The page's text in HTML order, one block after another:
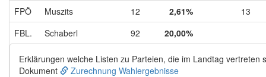
FPÖ
Muszits 12 2,61%
13
FBL.
Schaberl 92 20,00%
Erklärungen welche Listen zu Parteien, die im Landtag vertreten
Dokument
Zurechnung Wahlergebnisse